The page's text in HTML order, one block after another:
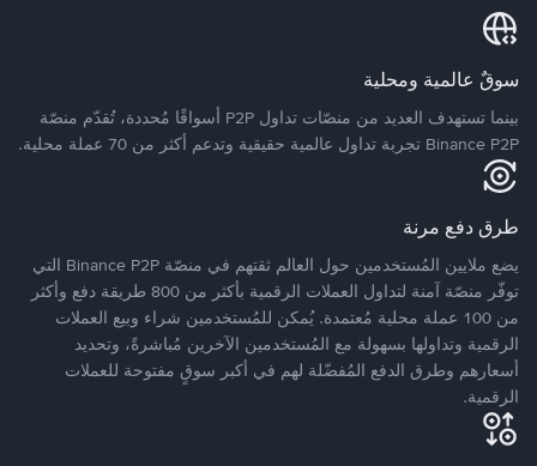
سوقٌ عالمية ومحلية
بينما تستهدف العديد من منصّات تداول P2P أسواقًا مُحددة، تُقدّم منصّة
Binance P2P تجربة تداول عالمية حقيقية وتدعم أكثر من 70 عملة محلية.
طرق دفع مرنة
يضع ملايين المُستخدمين حول العالم ثقتهم في منصّة Binance P2P التي
توفّر منصّة آمنة لتداول العملات الرقمية بأكثر من 800 طريقة دفع وأكثر
من 100 عملة محلية مُعتمدة. يُمكن للمُستخدمين شراء وبيع العملات
الرقمية وتداولها بسهولة مع المُستخدمين الآخرين مُباشرةً، وتحديد
أسعارهم وطرق الدفع المُفضّلة لهم في أكبر سوقٍ مفتوحة للعملات
الرقمية.